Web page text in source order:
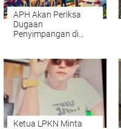
APH Akan Periksa
Dugaan
Penyimpangan di
Ketua LPKN Minta